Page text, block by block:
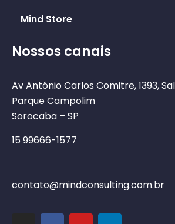
Mind Store
Nossos canais
Av Antônio Carlos Comitre, 1393,
Parque Campolim
Sorocaba – SP
15 99666-1577
contato@mindconsulting.com.br